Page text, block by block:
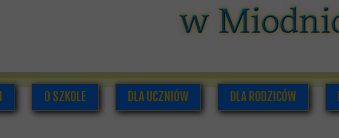
O SZKOLE DLA UCZNIÓW DLA RODZICÓW